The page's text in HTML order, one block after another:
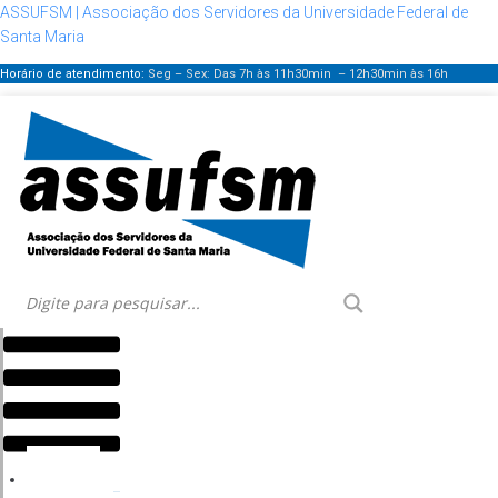
ASSUFSM | Associação dos Servidores da Universidade Federal de
Santa Maria
Horário de atendimento: Seg – Sex: Das 7h às 11h30min – 12h30min às 16h
Menu